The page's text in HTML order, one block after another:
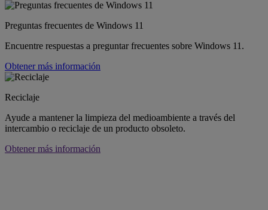
Preguntas frecuentes de Windows 11
Encuentre respuestas a preguntar frecuentes sobre Windows 11.
Obtener más información
Reciclaje
Ayude a mantener la limpieza del medioambiente a través del
intercambio o reciclaje de un producto obsoleto.
Obtener más información